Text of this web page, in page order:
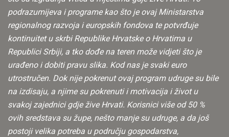
podrazumijeva i programe kao što je ovaj Ministarstva
regionalnog razvoja i europskih fondova te potvrđuje
kontinuitet u skrbi Republike Hrvatske o Hrvatima u
Republici Srbiji, a tko dođe na teren može vidjeti što je
urađeno i dobiti pravu slika. Kod nas je svaki euro
utrostručen. Dok nije pokrenut ovaj program udruge su bile
na izdisaju, a njime su pokrenuti i motivacija i život u
svakoj zajednici gdje žive Hrvati. Korisnici više od 50 %
ovih sredstava su župe, nešto manje su udruge, a da još
postoji velika potreba u području gospodarstva,